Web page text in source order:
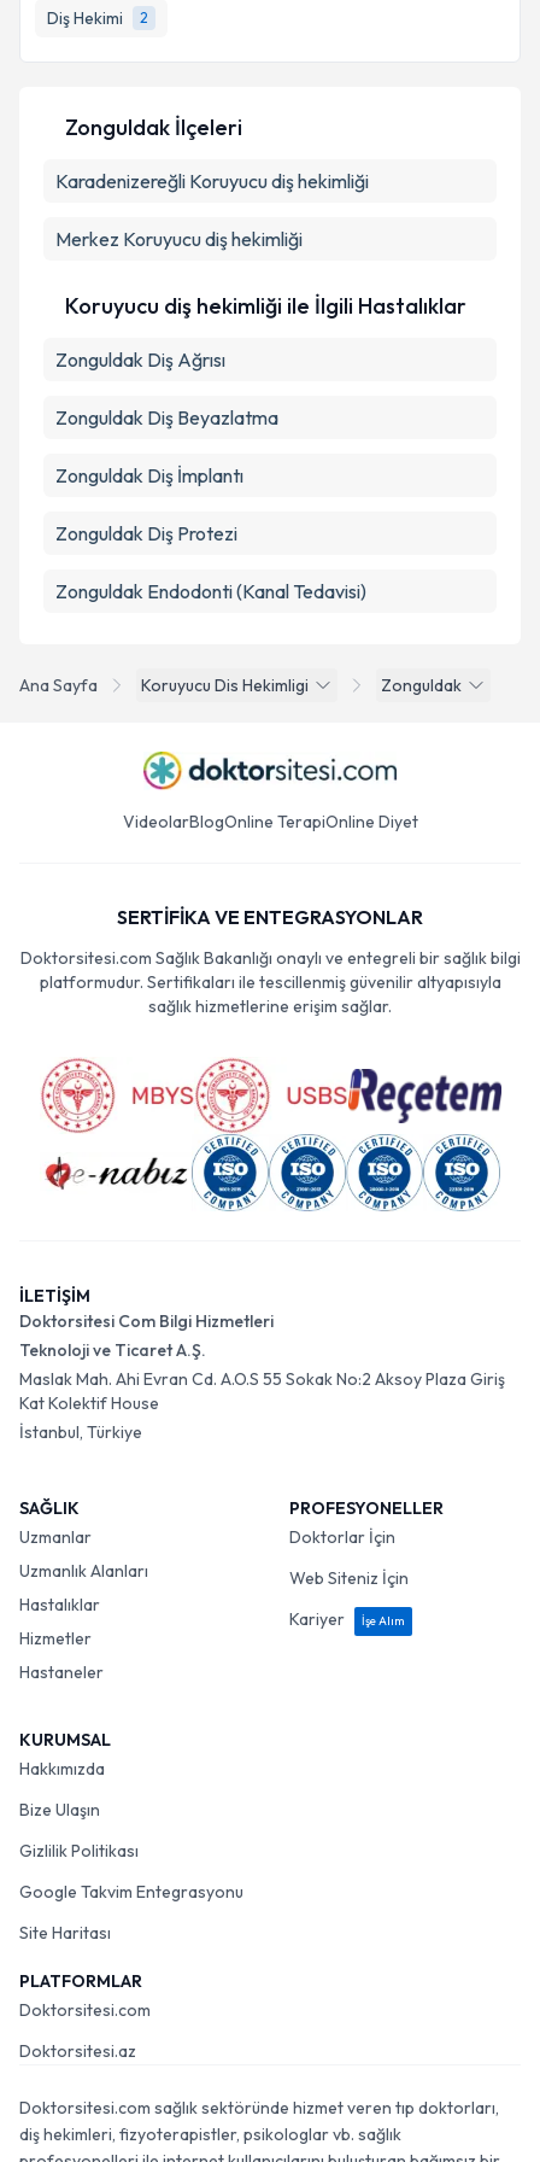
Diş Hekimi
2
E-posta Adresiniz
Metni'ni okudum ve kişisel verilerimin belirtilen
Ana Sayfa Koruyucu Dis Hekimligi Zonguldak
Zonguldak İlçeleri
Karadenizereğli Koruyucu diş hekimliği
Merkez Koruyucu diş hekimliği
Koruyucu diş hekimliği ile İlgili Hastalıklar
Zonguldak Diş Ağrısı
Zonguldak Diş Beyazlatma
Zonguldak Diş İmplantı
Zonguldak Diş Protezi
Zonguldak Endodonti (Kanal Tedavisi)
VideolarBlogOnline TerapiOnline Diyet
SERTİFİKA VE ENTEGRASYONLAR
Doktorsitesi.com Sağlık Bakanlığı onaylı ve entegreli bir sağlık bilgi
platformudur. Sertifikaları ile tescillenmiş güvenilir altyapısıyla
sağlık hizmetlerine erişim sağlar.
İLETİŞİM
Doktorsitesi Com Bilgi Hizmetleri
Teknoloji ve Ticaret A.Ş.
Maslak Mah. Ahi Evran Cd. A.O.S 55 Sokak No:2 Aksoy Plaza Giriş
Kat Kolektif House
İstanbul, Türkiye
SAĞLIK
Uzmanlar
Uzmanlık Alanları
Hastalıklar
Hizmetler
Hastaneler
PROFESYONELLER
Doktorlar İçin
Web Siteniz İçin
Kariyer
İşe Alım
KURUMSAL
Hakkımızda
Bize Ulaşın
Gizlilik Politikası
Google Takvim Entegrasyonu
Site Haritası
PLATFORMLAR
Doktorsitesi.com
Doktorsitesi.az
Doktorsitesi.com sağlık sektöründe hizmet veren tıp doktorları,
diş hekimleri, fizyoterapistler, psikologlar vb. sağlık